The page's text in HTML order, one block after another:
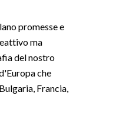
promesse e
ma
del nostro
che
Francia,